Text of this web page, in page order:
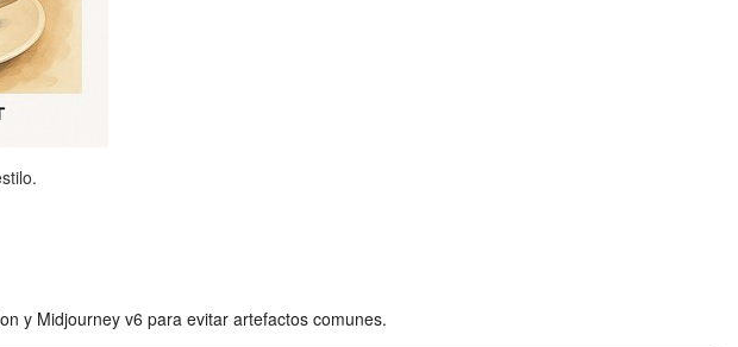
y Midjourney v6 para evitar artefactos comunes.